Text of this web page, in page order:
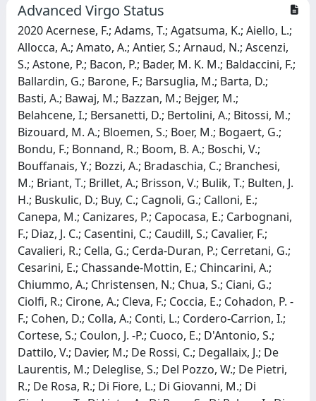
Advanced Virgo Status
2020 Acernese, F.; Adams, T.; Agatsuma, K.; Aiello, L.;
Allocca, A.; Amato, A.; Antier, S.; Arnaud, N.; Ascenzi,
S.; Astone, P.; Bacon, P.; Bader, M. K. M.; Baldaccini, F.;
Ballardin, G.; Barone, F.; Barsuglia, M.; Barta, D.;
Basti, A.; Bawaj, M.; Bazzan, M.; Bejger, M.;
Belahcene, I.; Bersanetti, D.; Bertolini, A.; Bitossi, M.;
Bizouard, M. A.; Bloemen, S.; Boer, M.; Bogaert, G.;
Bondu, F.; Bonnand, R.; Boom, B. A.; Boschi, V.;
Bouffanais, Y.; Bozzi, A.; Bradaschia, C.; Branchesi,
M.; Briant, T.; Brillet, A.; Brisson, V.; Bulik, T.; Bulten, J.
H.; Buskulic, D.; Buy, C.; Cagnoli, G.; Calloni, E.;
Canepa, M.; Canizares, P.; Capocasa, E.; Carbognani,
F.; Diaz, J. C.; Casentini, C.; Caudill, S.; Cavalier, F.;
Cavalieri, R.; Cella, G.; Cerda-Duran, P.; Cerretani, G.;
Cesarini, E.; Chassande-Mottin, E.; Chincarini, A.;
Chiummo, A.; Christensen, N.; Chua, S.; Ciani, G.;
Ciolfi, R.; Cirone, A.; Cleva, F.; Coccia, E.; Cohadon, P. -
F.; Cohen, D.; Colla, A.; Conti, L.; Cordero-Carrion, I.;
Cortese, S.; Coulon, J. -P.; Cuoco, E.; D'Antonio, S.;
Dattilo, V.; Davier, M.; De Rossi, C.; Degallaix, J.; De
Laurentis, M.; Deleglise, S.; Del Pozzo, W.; De Pietri,
R.; De Rosa, R.; Di Fiore, L.; Di Giovanni, M.; Di